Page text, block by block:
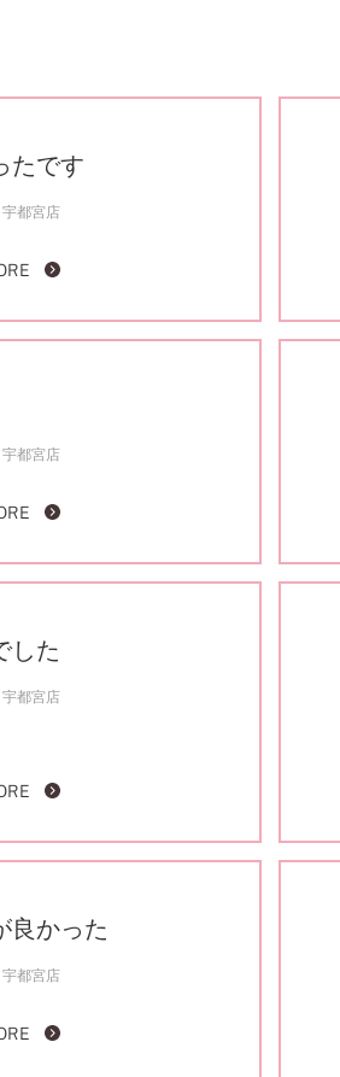
たです
宇都宮店
宇都宮店
した
宇都宮店
良かった
宇都宮店